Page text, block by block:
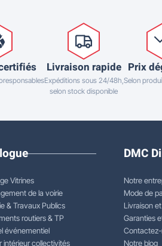
Livraison rapide
Expéditions sous 24/48h,
selon stock disponible
Prix
Selon
Vitrines
de la voirie
& Travaux Publics
routiers & TP
événementiel
intérieur collectivités
DMC
Notre
Mode de
Livraison
Garanties
Notre blog